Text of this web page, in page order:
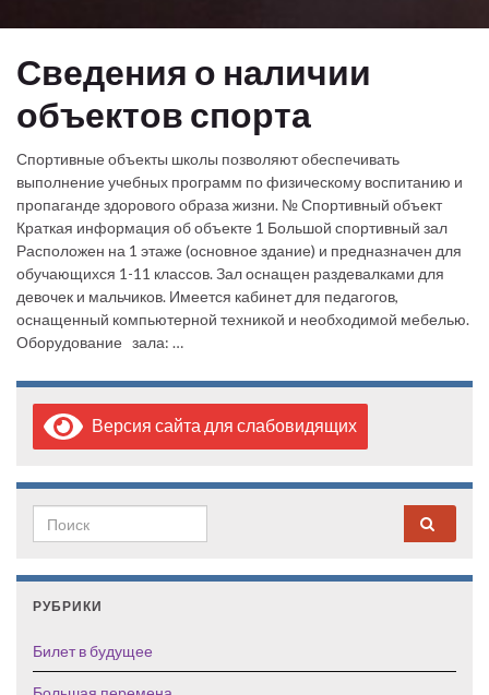
Сведения о наличии
объектов спорта
Спортивные объекты школы позволяют обеспечивать
выполнение учебных программ по физическому воспитанию и
пропаганде здорового образа жизни. № Спортивный объект
Краткая информация об объекте 1 Большой спортивный зал
Расположен на 1 этаже (основное здание) и предназначен для
обучающихся 1-11 классов. Зал оснащен раздевалками для
девочек и мальчиков. Имеется кабинет для педагогов,
оснащенный компьютерной техникой и необходимой мебелью.
Оборудование зала: …
Версия сайта для слабовидящих
Search for:
РУБРИКИ
Билет в будущее